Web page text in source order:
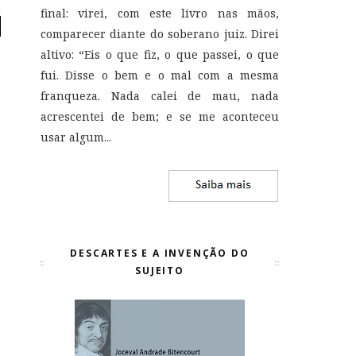
final: virei, com este livro nas mãos,
comparecer diante do soberano juiz. Direi
altivo: “Eis o que fiz, o que passei, o que
fui. Disse o bem e o mal com a mesma
franqueza. Nada calei de mau, nada
acrescentei de bem; e se me aconteceu
usar algum...
DESCARTES E A INVENÇÃO DO
SUJEITO